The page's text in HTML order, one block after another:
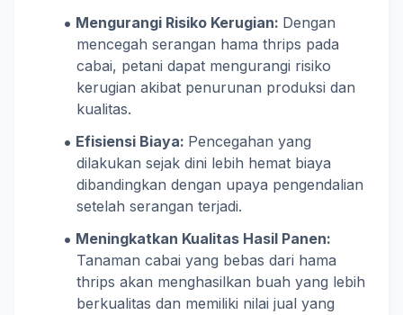
Mengurangi Risiko Kerugian: Dengan
mencegah serangan hama thrips pada
cabai, petani dapat mengurangi risiko
kerugian akibat penurunan produksi dan
kualitas.
Efisiensi Biaya: Pencegahan yang
dilakukan sejak dini lebih hemat biaya
dibandingkan dengan upaya pengendalian
setelah serangan terjadi.
Meningkatkan Kualitas Hasil Panen:
Tanaman cabai yang bebas dari hama
thrips akan menghasilkan buah yang lebih
berkualitas dan memiliki nilai jual yang